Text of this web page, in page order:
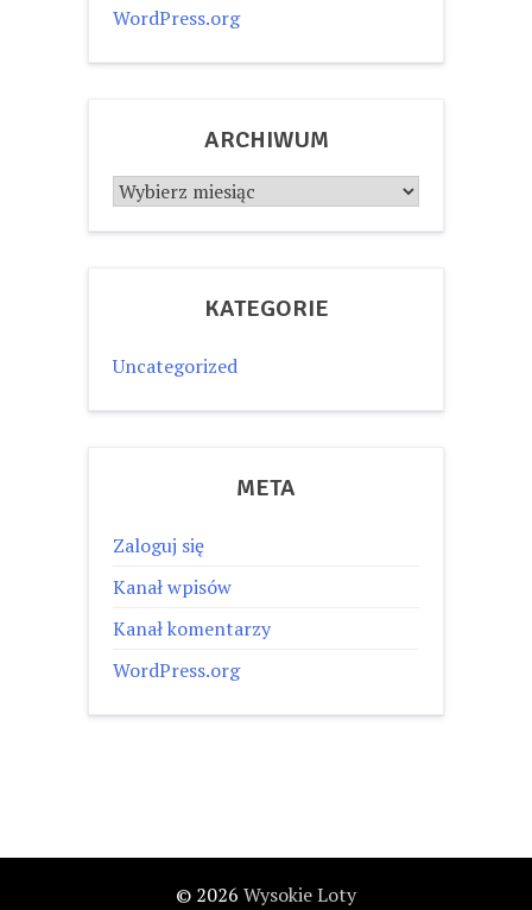
WordPress.org
ARCHIWUM
Archiwum
KATEGORIE
Uncategorized
META
Zaloguj się
Kanał wpisów
Kanał komentarzy
WordPress.org
© 2026 Wysokie Loty